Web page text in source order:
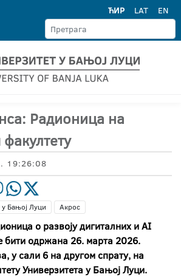
ЋИР LAT EN
Радионица на
19:26:08
у Бањој Луци Акрос
о развоју дигиталних и AI
бити одржана 26. марта 2026.
у сали 6 на другом спрату, на
Универзитета у Бањој Луци.